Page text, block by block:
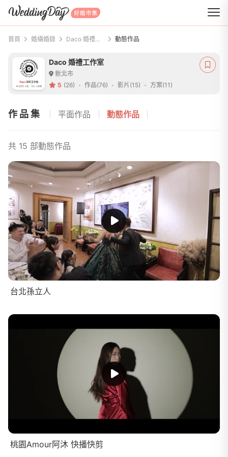
WeddingDay 好婚市集
首頁 婚攝婚錄 Daco 婚禮工作室 動態作品
Daco 婚禮工作室
新北市
5 (26) 作品(76) 影片(15) 方案(11)
作品集 平面作品 動態作品
共 15 部動態作品
台北孫立人
桃園Amour阿沐 快播快剪